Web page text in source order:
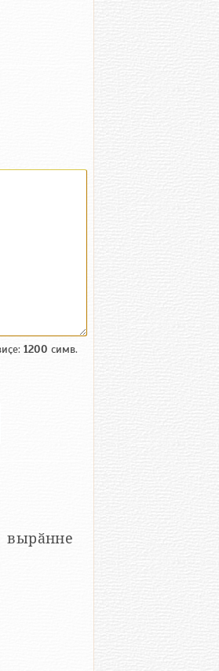
1200 симв.
вырӑнне